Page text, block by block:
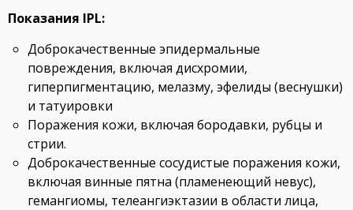
Показания IPL:
Доброкачественные эпидермальные
повреждения, включая дисхромии,
гиперпигментацию, мелазму, эфелиды (веснушки)
и татуировки
Поражения кожи, включая бородавки, рубцы и
стрии.
Доброкачественные сосудистые поражения кожи,
включая винные пятна (пламенеющий невус),
гемангиомы, телеангиэктазии в области лица,